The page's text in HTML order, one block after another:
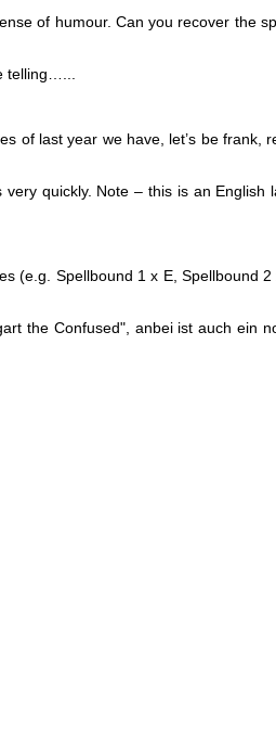
of humour. Can you recover the
telling…...
of last year we have, let’s be frank,
quickly. Note – this is an English
(e.g. Spellbound 1 x E, Spellbound
the Confused", anbei ist auch ein